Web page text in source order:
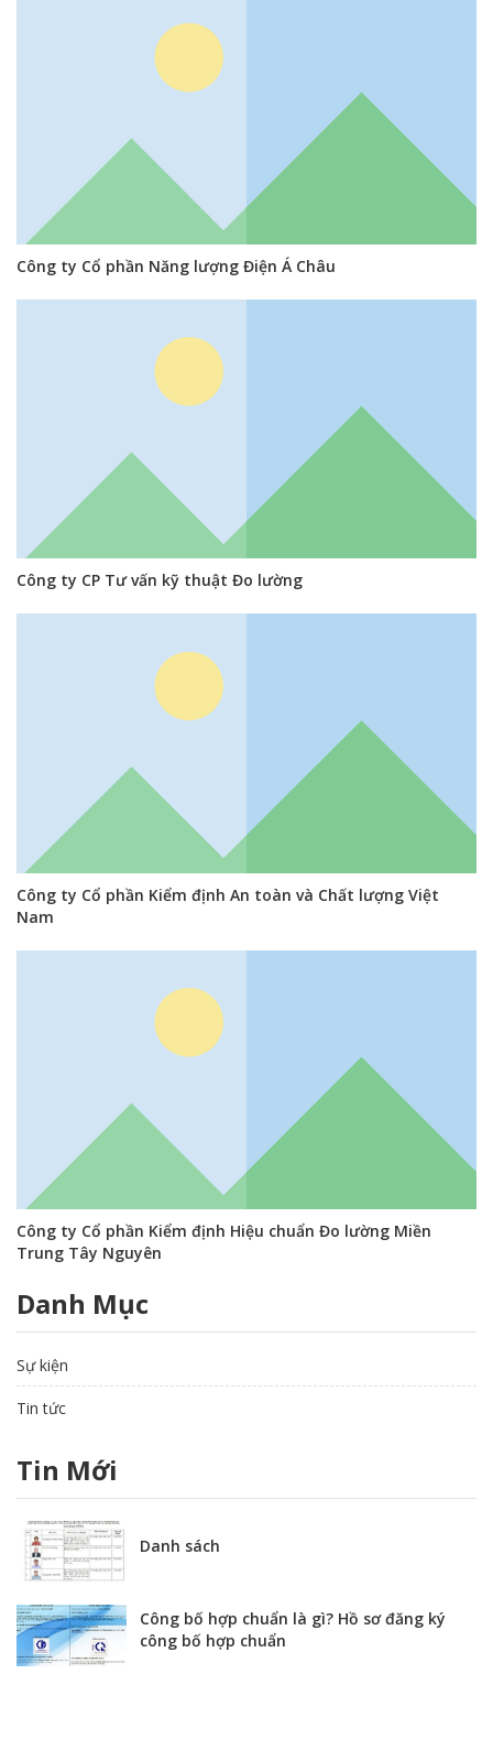
Công ty Cổ phần Năng lượng Điện Á Châu
Công ty CP Tư vấn kỹ thuật Đo lường
Công ty Cổ phần Kiểm định An toàn và Chất lượng Việt
Nam
Công ty Cổ phần Kiểm định Hiệu chuẩn Đo lường Miền
Trung Tây Nguyên
Danh Mục
Sự kiện
Tin tức
Tin Mới
Danh sách
Công bố hợp chuẩn là gì? Hồ sơ đăng ký
công bố hợp chuẩn